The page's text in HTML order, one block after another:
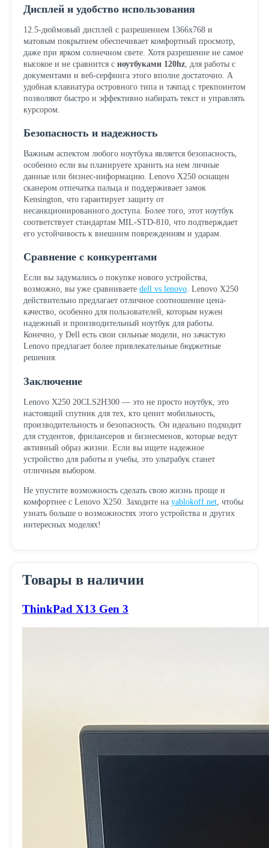
Дисплей и удобство использования
12.5-дюймовый дисплей с разрешением 1366x768 и
матовым покрытием обеспечивает комфортный просмотр,
даже при ярком солнечном свете. Хотя разрешение не самое
высокое и не сравнится с ноутбуками 120hz, для работы с
документами и веб-серфинга этого вполне достаточно. А
удобная клавиатура островного типа и тачпад с трекпоинтом
позволяют быстро и эффективно набирать текст и управлять
курсором.
Безопасность и надежность
Важным аспектом любого ноутбука является безопасность,
особенно если вы планируете хранить на нем личные
данные или бизнес-информацию. Lenovo X250 оснащен
сканером отпечатка пальца и поддерживает замок
Kensington, что гарантирует защиту от
несанкционированного доступа. Более того, этот ноутбук
соответствует стандартам MIL-STD-810, что подтверждает
его устойчивость к внешним повреждениям и ударам.
Сравнение с конкурентами
Если вы задумались о покупке нового устройства,
возможно, вы уже сравниваете dell vs lenovo. Lenovo X250
действительно предлагает отличное соотношение цена-
качество, особенно для пользователей, которым нужен
надежный и производительный ноутбук для работы.
Конечно, у Dell есть свои сильные модели, но зачастую
Lenovo предлагает более привлекательные бюджетные
решения.
Заключение
Lenovo X250 20CLS2H300 — это не просто ноутбук, это
настоящий спутник для тех, кто ценит мобильность,
производительность и безопасность. Он идеально подходит
для студентов, фрилансеров и бизнесменов, которые ведут
активный образ жизни. Если вы ищете надежное
устройство для работы и учебы, это ультрабук станет
отличным выбором.
Не упустите возможность сделать свою жизнь проще и
комфортнее с Lenovo X250. Заходите на yablokoff.net, чтобы
узнать больше о возможностях этого устройства и других
интересных моделях!
Товары в наличии
ThinkPad X13 Gen 3